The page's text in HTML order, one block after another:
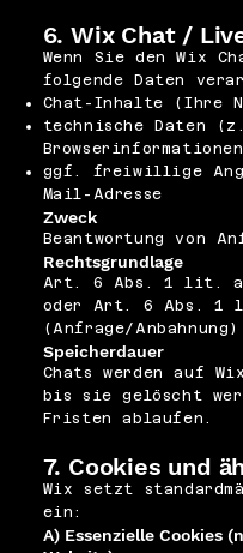
6. Wix Chat /
Wenn Sie den Wix
folgende Daten
Chat-Inhalte (Ihre
technische Daten
ggf. freiwillige
Mail-Adresse
Zweck
Beantwortung von
Rechtsgrundlage
Art. 6 Abs. 1 lit. a
oder Art. 6 Abs. 1
(Anfrage/Anbahnung)
Speicherdauer
Chats werden auf
bis sie gelöscht
Fristen ablaufen.
7. Cookies und
Wix setzt
ein:
A) Essenzielle Cookies